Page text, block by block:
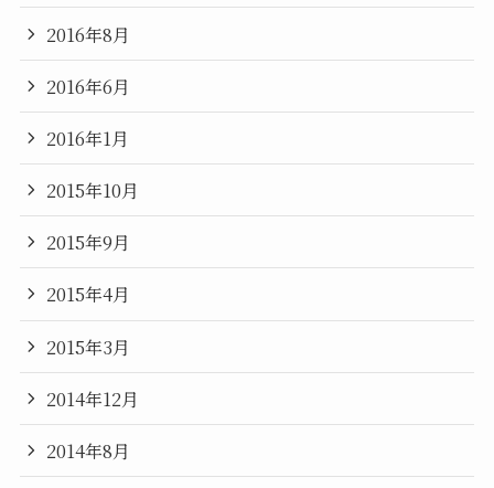
2016年8月
2016年6月
2016年1月
2015年10月
2015年9月
2015年4月
2015年3月
2014年12月
2014年8月